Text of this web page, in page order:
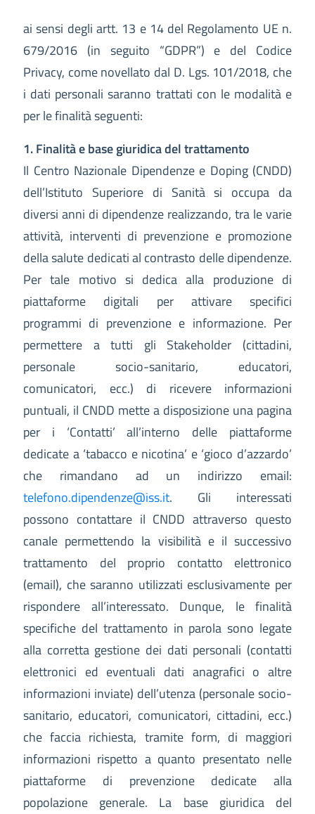
ai sensi degli artt. 13 e 14 del Regolamento UE n.
679/2016 (in seguito “GDPR”) e del Codice
Privacy, come novellato dal D. Lgs. 101/2018, che
i dati personali saranno trattati con le modalità e
per le finalità seguenti:
1. Finalità e base giuridica del trattamento
Il Centro Nazionale Dipendenze e Doping (CNDD)
dell’Istituto Superiore di Sanità si occupa da
diversi anni di dipendenze realizzando, tra le varie
attività, interventi di prevenzione e promozione
della salute dedicati al contrasto delle dipendenze.
Per tale motivo si dedica alla produzione di
piattaforme digitali per attivare specifici
programmi di prevenzione e informazione. Per
permettere a tutti gli Stakeholder (cittadini,
personale socio-sanitario, educatori,
comunicatori, ecc.) di ricevere informazioni
puntuali, il CNDD mette a disposizione una pagina
per i ‘Contatti’ all’interno delle piattaforme
dedicate a ‘tabacco e nicotina’ e ‘gioco d’azzardo’
che rimandano ad un indirizzo email:
telefono.dipendenze@iss.it. Gli interessati
possono contattare il CNDD attraverso questo
canale permettendo la visibilità e il successivo
trattamento del proprio contatto elettronico
(email), che saranno utilizzati esclusivamente per
rispondere all’interessato. Dunque, le finalità
specifiche del trattamento in parola sono legate
alla corretta gestione dei dati personali (contatti
elettronici ed eventuali dati anagrafici o altre
informazioni inviate) dell’utenza (personale socio-
sanitario, educatori, comunicatori, cittadini, ecc.)
che faccia richiesta, tramite form, di maggiori
informazioni rispetto a quanto presentato nelle
piattaforme di prevenzione dedicate alla
popolazione generale. La base giuridica del